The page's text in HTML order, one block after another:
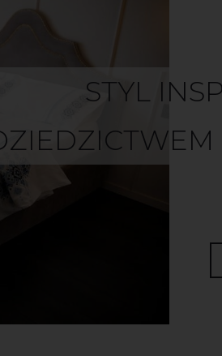
STYL